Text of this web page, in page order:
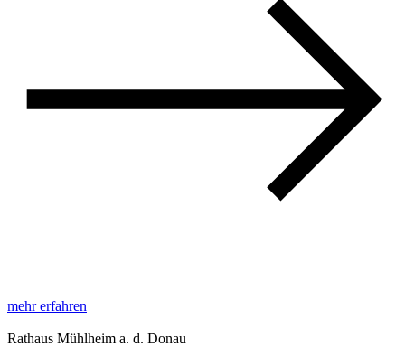
mehr erfahren
Rathaus Mühlheim a. d. Donau